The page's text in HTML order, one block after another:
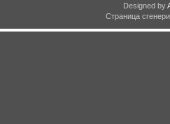
Designed by
Страница